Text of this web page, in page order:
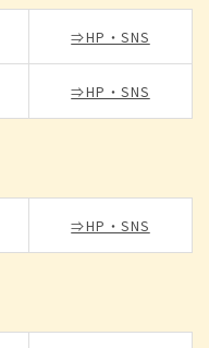
⇒HP・SNS
⇒HP・SNS
⇒HP・SNS